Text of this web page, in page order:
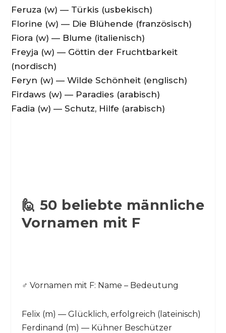
Feruza (w) — Türkis (usbekisch)
Florine (w) — Die Blühende (französisch)
Fiora (w) — Blume (italienisch)
Freyja (w) — Göttin der Fruchtbarkeit
(nordisch)
Feryn (w) — Wilde Schönheit (englisch)
Firdaws (w) — Paradies (arabisch)
Fadia (w) — Schutz, Hilfe (arabisch)
🙋 50 beliebte männliche
Vornamen mit F
♂️ Vornamen mit F: Name – Bedeutung
Felix (m) — Glücklich, erfolgreich (lateinisch)
Ferdinand (m) — Kühner Beschützer